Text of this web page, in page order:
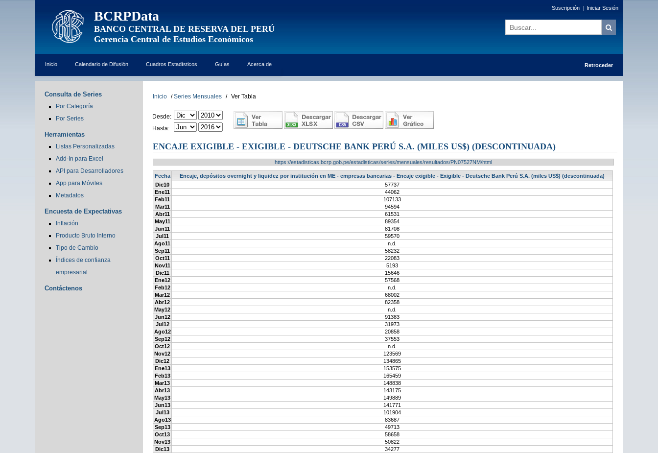
BCRPData
BANCO CENTRAL DE RESERVA DEL PERÚ
Gerencia Central de Estudios Económicos
Suscripción | Iniciar Sesión
Inicio Calendario de Difusión Cuadros Estadísticos Guías Acerca de Retroceder
Consulta de Series
Por Categoría
Por Series
Herramientas
Listas Personalizadas
Add-In para Excel
API para Desarrolladores
App para Móviles
Metadatos
Encuesta de Expectativas
Inflación
Producto Bruto Interno
Tipo de Cambio
Índices de confianza
empresarial
Contáctenos
Inicio / Series Mensuales / Ver Tabla
Desde:
Hasta:
ENCAJE EXIGIBLE - EXIGIBLE - DEUTSCHE BANK PERÚ S.A. (MILES US$) (DESCONTINUADA)
https://estadisticas.bcrp.gob.pe/estadisticas/series/mensuales/resultados/PN07527NM/html
Fecha
Encaje, depósitos overnight y liquidez por institución en ME - empresas bancarias - Encaje exigible - Exigible - Deutsche Bank Perú S.A. (miles US$) (descontinuada)
Dic10
57737
Ene11
44062
Feb11
107133
Mar11
94594
Abr11
61531
May11
89354
Jun11
81708
Jul11
59570
Ago11
n.d.
Sep11
58232
Oct11
22083
Nov11
5193
Dic11
15646
Ene12
57568
Feb12
n.d.
Mar12
68002
Abr12
82358
May12
n.d.
Jun12
91383
Jul12
31973
Ago12
20858
Sep12
37553
Oct12
n.d.
Nov12
123569
Dic12
134865
Ene13
153575
Feb13
165459
Mar13
148838
Abr13
143175
May13
149889
Jun13
141771
Jul13
101904
Ago13
83687
Sep13
49713
Oct13
58658
Nov13
50822
Dic13
34277